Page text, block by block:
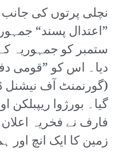
نچلی پرتوں کی جانب
ستمبر کو جمہوریہ
دیا۔ اس کو ”قومی
(گورنمنٹ آف نیشنل
گیا۔ بورژوا ریپبلکن
فارف نے فخریہ
زمین کا ایک انچ اور